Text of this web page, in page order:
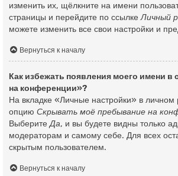
изменить их, щёлкните на имени
страницы и перейдите по ссылкеЛичный
можете изменить все свои настройки и
Вернуться к началу
Как избежать появления моего имени в
на конференции»?
На вкладке «Личные настройки» в личном
опцию Скрывать моё пребывание на
ВыберитеДа, и вы будете видны только
модераторам и самому себе. Для всех
скрытым пользователем.
Вернуться к началу